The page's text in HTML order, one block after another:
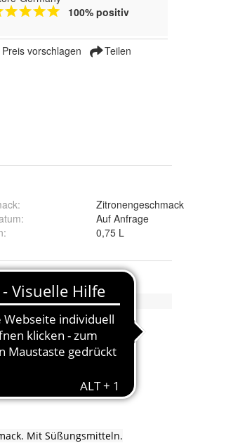
100% positiv
Preis vorschlagen Teilen
:
Zitronengeschmack
:
Auf Anfrage
: 0,75 L